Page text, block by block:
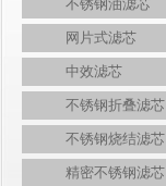
不锈钢油滤芯
网片式滤芯
中效滤芯
不锈钢折叠滤芯
不锈钢烧结滤芯
精密不锈钢滤芯